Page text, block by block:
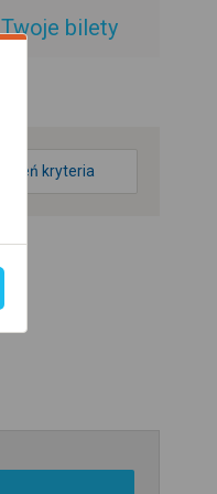
Twoje bilety
zmień kryteria